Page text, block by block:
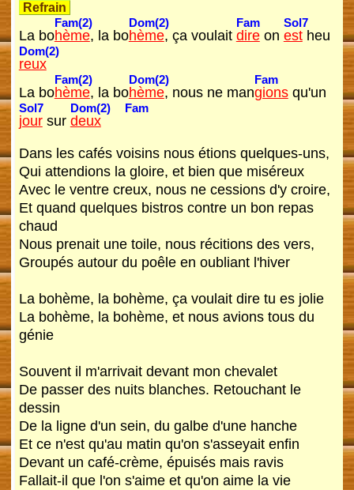
Refrain
La bo
Fam(2)
hème, la bo
Dom(2)
hème, ça voulait
Fam
direon
Sol7
estheu
Dom(2)
reux
La bo
Fam(2)
hème, la bo
Dom(2)
hème, nous ne man
Fam
gionsqu'un
Sol7
joursur
Dom(2)
deux
Fam
Dans les cafés voisins nous étions quelques-uns,
Qui attendions la gloire, et bien que miséreux
Avec le ventre creux, nous ne cessions d'y croire,
Et quand quelques bistros contre un bon repas
chaud
Nous prenait une toile, nous récitions des vers,
Groupés autour du poêle en oubliant l'hiver
La bohème, la bohème, ça voulait dire tu es jolie
La bohème, la bohème, et nous avions tous du
génie
Souvent il m'arrivait devant mon chevalet
De passer des nuits blanches. Retouchant le
dessin
De la ligne d'un sein, du galbe d'une hanche
Et ce n'est qu'au matin qu'on s'asseyait enfin
Devant un café-crème, épuisés mais ravis
Fallait-il que l'on s'aime et qu'on aime la vie